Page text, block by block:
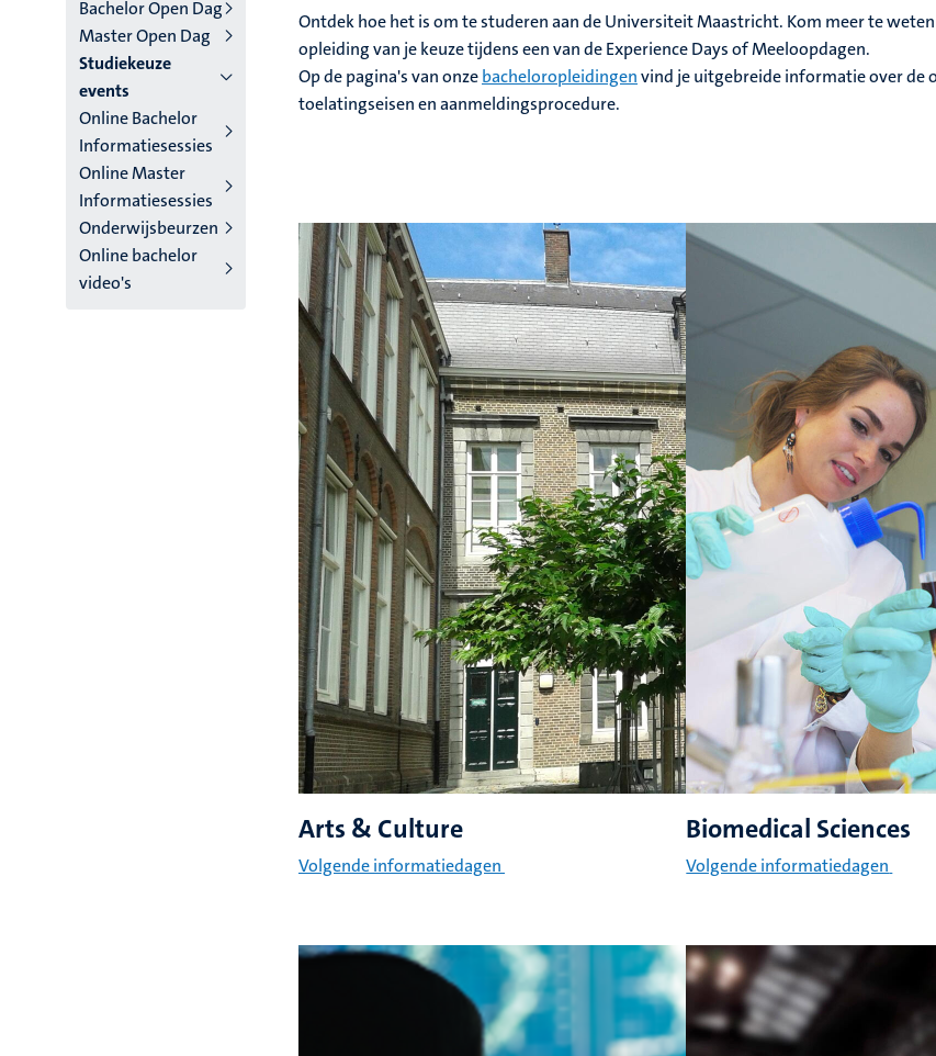
4
Nederlands
(NL)
Bachelor Open Dag
Master Open Dag
Studiekeuze
events
Online Bachelor
Informatiesessies
Online Master
Informatiesessies
Onderwijsbeurzen
Online bachelor
video's
Ontdek hoe het is om te studeren aan de Universiteit Maastricht. Kom meer te
opleiding van je keuze tijdens een van de Experience Days of Meeloopdagen.
Op de pagina's van onzebacheloropleidingenvind je uitgebreide informatie over de
toelatingseisen en aanmeldingsprocedure.
Arts & Culture
Volgende informatiedagen
Biomedical Sciences
Volgende informatiedagen